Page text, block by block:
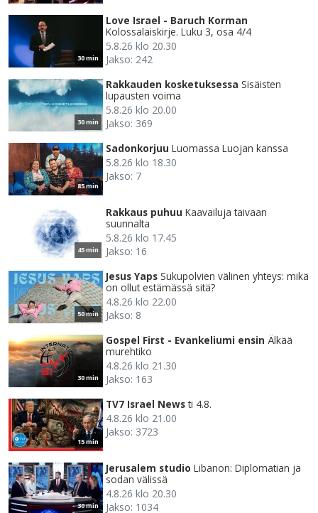
30 min
Love Israel - Baruch Korman
Kolossalaiskirje. Luku 3, osa 4/4
5.8.26 klo 20.30
Jakso: 242
30 min
Rakkauden kosketuksessa Sisäisten
lupausten voima
5.8.26 klo 20.00
Jakso: 369
85 min
Sadonkorjuu Luomassa Luojan kanssa
5.8.26 klo 18.30
Jakso: 7
45 min
Rakkaus puhuu Kaavailuja taivaan
suunnalta
5.8.26 klo 17.45
Jakso: 16
50 min
Jesus Yaps Sukupolvien välinen yhteys: mikä
on ollut estämässä sitä?
4.8.26 klo 22.00
Jakso: 8
30 min
Gospel First - Evankeliumi ensin Älkää
murehtiko
4.8.26 klo 21.30
Jakso: 163
15 min
TV7 Israel News ti 4.8.
4.8.26 klo 21.00
Jakso: 3723
30 min
Jerusalem studio Libanon: Diplomatian ja
sodan välissä
4.8.26 klo 20.30
Jakso: 1034